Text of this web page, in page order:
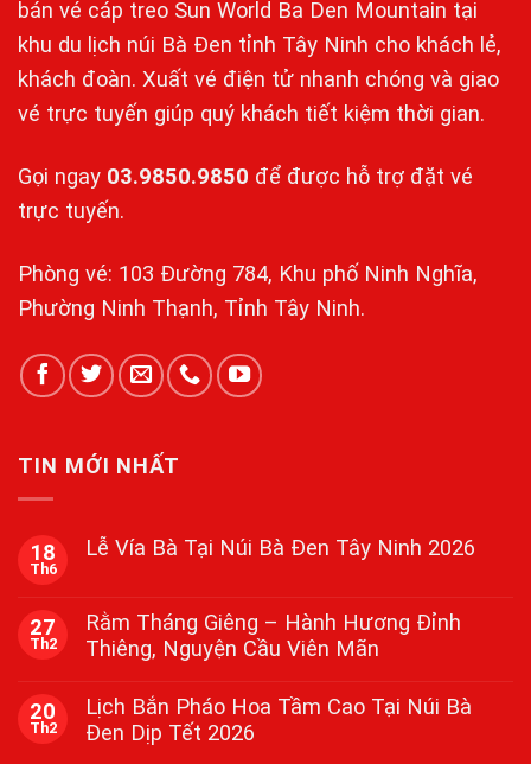
bán vé cáp treo Sun World Ba Den Mountain tại
khu du lịch núi Bà Đen tỉnh Tây Ninh cho khách lẻ,
khách đoàn. Xuất vé điện tử nhanh chóng và giao
vé trực tuyến giúp quý khách tiết kiệm thời gian.
Gọi ngay 03.9850.9850 để được hỗ trợ đặt vé
trực tuyến.
Phòng vé: 103 Đường 784, Khu phố Ninh Nghĩa,
Phường Ninh Thạnh, Tỉnh Tây Ninh.
TIN MỚI NHẤT
18
Th6
Lễ Vía Bà Tại Núi Bà Đen Tây Ninh 2026
bình
luận
ở
Bà
Tại
Núi
27
Th2
Rằm Tháng Giêng – Hành Hương Đỉnh
Thiêng, Nguyện Cầu Viên Mãn
bình
luận
ở
20
Th2
Lịch Bắn Pháo Hoa Tầm Cao Tại Núi Bà
Đen Dịp Tết 2026